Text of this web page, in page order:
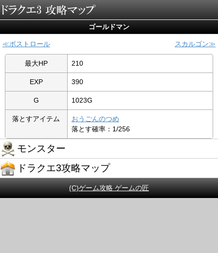
ゴールドマン
ボストロール スカルゴン
最大HP 210
EXP 390
G 1023G
落とすアイテム
おうごんのつめ
落とす確率：1/256
モンスター
ドラクエ3攻略マップ
(C)ゲーム攻略 ゲームの匠